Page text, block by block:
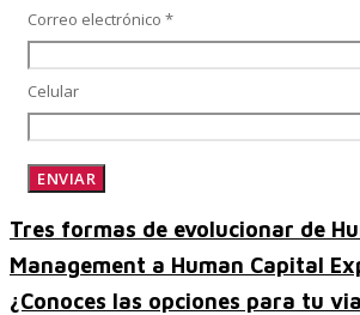
SAP Finanzas Facturación
SAP Finanzas Mi Banca
SAP NetWeaver
Correo electrónico *
Celular
Tres formas de evolucionar de
Management a Human Capital
¿Conoces las opciones para tu